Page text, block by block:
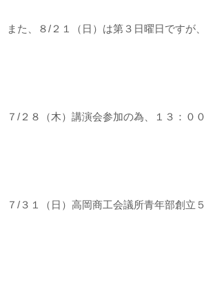
また、８/２１（日）は第３日曜日ですが
７/２８（木）講演会参加の為、１３：０
７/３１（日）高岡商工会議所青年部創立